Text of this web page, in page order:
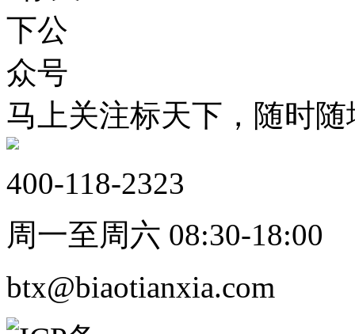
马上关注标天下，随时
400-118-2323
周一至周六 08:30-18:00
btx@biaotianxia.com